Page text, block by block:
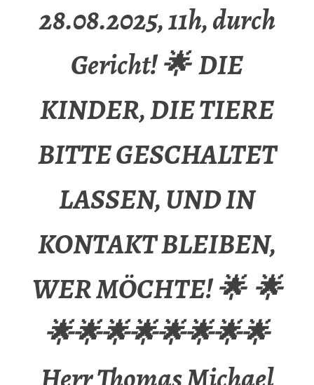
28.08.2025, 11h, durch
Gericht! 🌟 DIE
KINDER, DIE TIERE
BITTE GESCHALTET
LASSEN, UND IN
KONTAKT BLEIBEN,
WER MÖCHTE! 🌟 🌟
🌟🌟🌟🌟🌟🌟🌟🌟